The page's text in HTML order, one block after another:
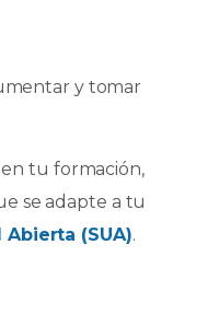
y tomar
tu formación,
se adapte a tu
(SUA).